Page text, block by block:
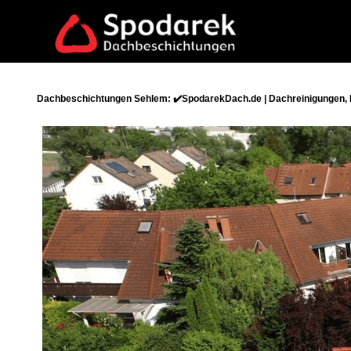
Dachbeschichtungen Sehlem: ✔️SpodarekDach.de |